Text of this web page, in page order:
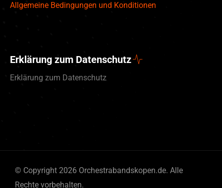
Allgemeine Bedingungen und Konditionen
Erklärung zum Datenschutz
Erklärung zum Datenschutz
© Copyright 2026 Orchestrabandskopen.de. Alle
Rechte vorbehalten.